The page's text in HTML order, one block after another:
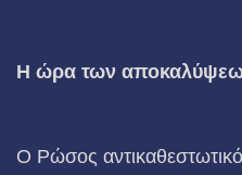
Η ώρα των
Ο Ρώσος